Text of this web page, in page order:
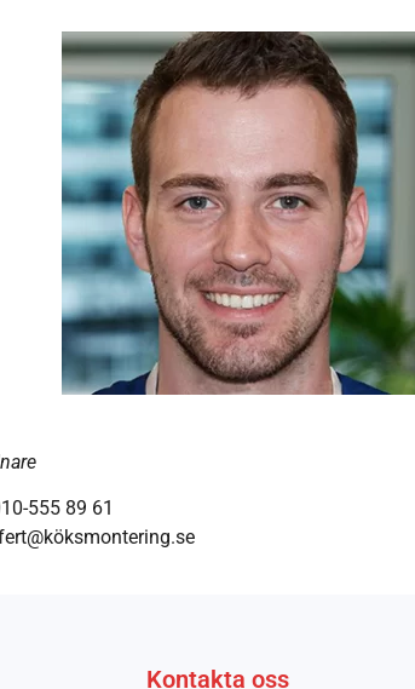
555 89 61
Kontakta oss